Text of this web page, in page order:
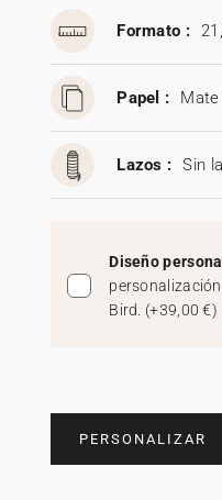
Formato :
Papel :
Lazos : Sin
Diseño
Bird. (+39,00 €)
PERSONALIZAR